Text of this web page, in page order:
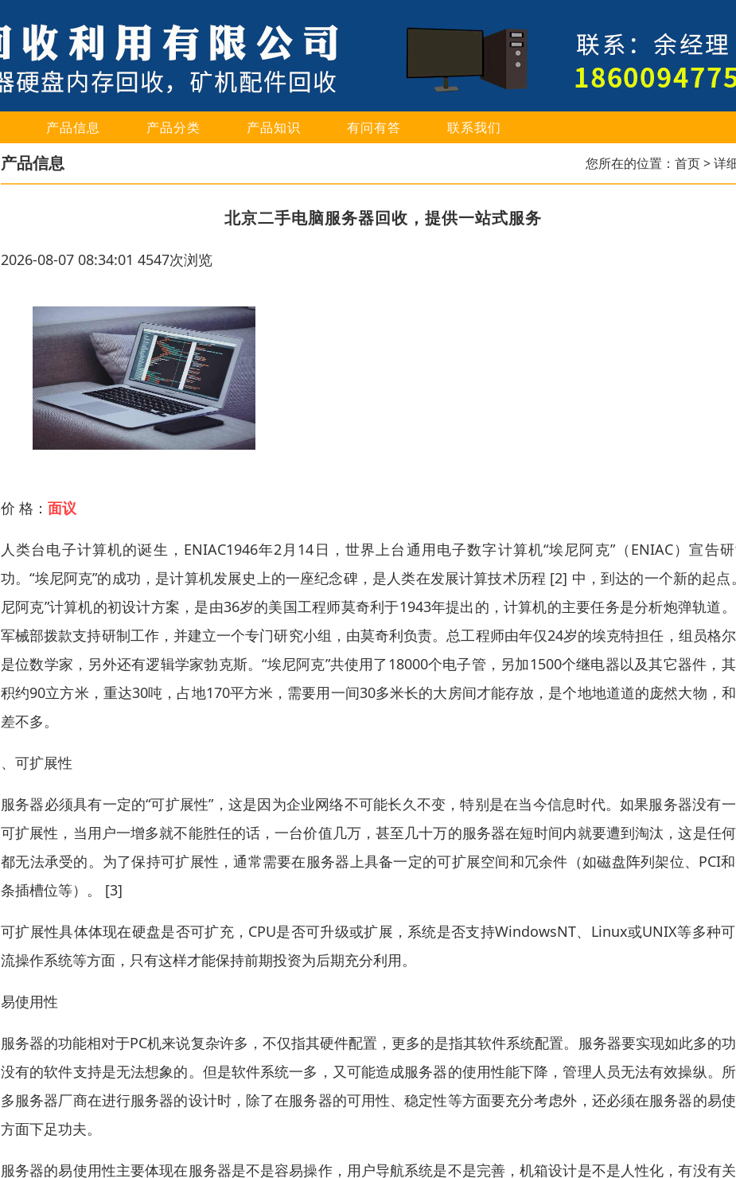
产品信息 产品分类 产品知识 有问有答 联系我们
产品信息 您所在的位置： 首页> 详
北京二手电脑服务器回收，提供一站式服务
2026-08-07 08:34:01 4547次浏览
价 格： 面议
人类台电子计算机的诞生，ENIAC1946年2月14日，世界上台通用电子数字计算机“埃尼阿克”（ENIAC）宣告
功。“埃尼阿克”的成功，是计算机发展史上的一座纪念碑，是人类在发展计算技术历程 [2] 中，到达的一个新的起点
尼阿克”计算机的初设计方案，是由36岁的美国工程师莫奇利于1943年提出的，计算机的主要任务是分析炮弹轨道
军械部拨款支持研制工作，并建立一个专门研究小组，由莫奇利负责。总工程师由年仅24岁的埃克特担任，组员格
是位数学家，另外还有逻辑学家勃克斯。“埃尼阿克”共使用了18000个电子管，另加1500个继电器以及其它器件，
积约90立方米，重达30吨，占地170平方米，需要用一间30多米长的大房间才能存放，是个地地道道的庞然大物，
差不多。
、可扩展性
服务器必须具有一定的“可扩展性”，这是因为企业网络不可能长久不变，特别是在当今信息时代。如果服务器没有
可扩展性，当用户一增多就不能胜任的话，一台价值几万，甚至几十万的服务器在短时间内就要遭到淘汰，这是任
都无法承受的。为了保持可扩展性，通常需要在服务器上具备一定的可扩展空间和冗余件（如磁盘阵列架位、PCI
条插槽位等）。 [3]
可扩展性具体体现在硬盘是否可扩充，CPU是否可升级或扩展，系统是否支持WindowsNT、Linux或UNIX等多种
流操作系统等方面，只有这样才能保持前期投资为后期充分利用。
易使用性
服务器的功能相对于PC机来说复杂许多，不仅指其硬件配置，更多的是指其软件系统配置。服务器要实现如此多的
没有的软件支持是无法想象的。但是软件系统一多，又可能造成服务器的使用性能下降，管理人员无法有效操纵。
多服务器厂商在进行服务器的设计时，除了在服务器的可用性、稳定性等方面要充分考虑外，还必须在服务器的易
方面下足功夫。
服务器的易使用性主要体现在服务器是不是容易操作，用户导航系统是不是完善，机箱设计是不是人性化，有没有